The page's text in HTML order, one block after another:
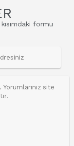
formu